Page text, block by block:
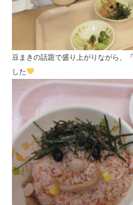
豆まきの話題で盛り上がりながら、
した